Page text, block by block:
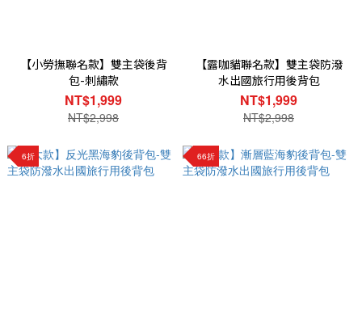
【小勞撫聯名款】雙主袋後背
包-刺繡款
NT$1,999
NT$2,998
【露咖貓聯名款】雙主袋防潑
水出國旅行用後背包
NT$1,999
NT$2,998
6折 66折